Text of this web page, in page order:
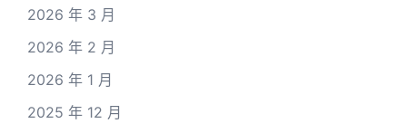
2026 年 3 月
2026 年 2 月
2026 年 1 月
2025 年 12 月